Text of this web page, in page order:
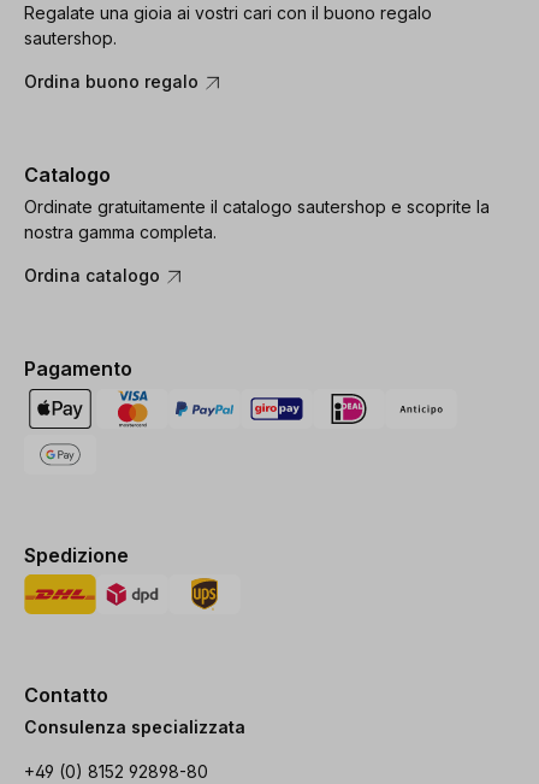
Regalate una gioia ai vostri cari con il buono regalo
sautershop.
Ordina buono regalo
Catalogo
Ordinate gratuitamente il catalogo sautershop e scoprite la
nostra gamma completa.
Ordina catalogo
Pagamento
Spedizione
Contatto
Consulenza specializzata
+49 (0) 8152 92898-80